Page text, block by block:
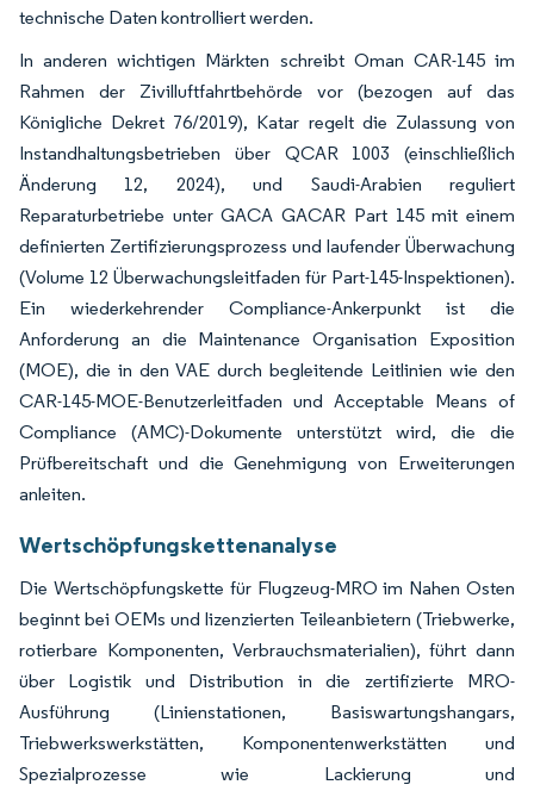
technische Daten kontrolliert werden.
In anderen wichtigen Märkten schreibt Oman CAR-145 im
Rahmen der Zivilluftfahrtbehörde vor (bezogen auf das
Königliche Dekret 76/2019), Katar regelt die Zulassung von
Instandhaltungsbetrieben über QCAR 1003 (einschließlich
Änderung 12, 2024), und Saudi-Arabien reguliert
Reparaturbetriebe unter GACA GACAR Part 145 mit einem
definierten Zertifizierungsprozess und laufender Überwachung
(Volume 12 Überwachungsleitfaden für Part-145-Inspektionen).
Ein wiederkehrender Compliance-Ankerpunkt ist die
Anforderung an die Maintenance Organisation Exposition
(MOE), die in den VAE durch begleitende Leitlinien wie den
CAR-145-MOE-Benutzerleitfaden und Acceptable Means of
Compliance (AMC)-Dokumente unterstützt wird, die die
Prüfbereitschaft und die Genehmigung von Erweiterungen
anleiten.
Wertschöpfungskettenanalyse
Die Wertschöpfungskette für Flugzeug-MRO im Nahen Osten
beginnt bei OEMs und lizenzierten Teileanbietern (Triebwerke,
rotierbare Komponenten, Verbrauchsmaterialien), führt dann
über Logistik und Distribution in die zertifizierte MRO-
Ausführung (Linienstationen, Basiswartungshangars,
Triebwerkswerkstätten, Komponentenwerkstätten und
Spezialprozesse wie Lackierung und